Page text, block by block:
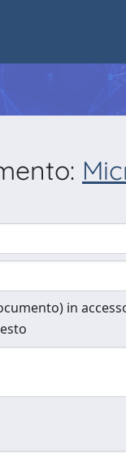
in